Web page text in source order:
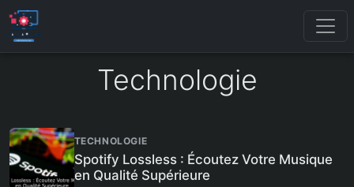
Technologie
TECHNOLOGIE
Spotify Lossless : Écoutez Votre Musique
en Qualité Supérieure